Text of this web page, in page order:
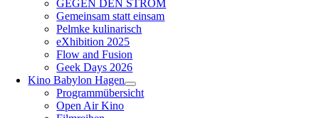
GEGEN DEN STROM
Gemeinsam statt einsam
Pelmke kulinarisch
eXhibition 2025
Flow and Fusion
Geek Days 2026
Kino Babylon Hagen
Programmübersicht
Open Air Kino